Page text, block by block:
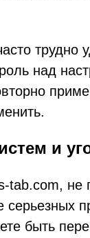
трудно
над
и
tab.com, не
быть